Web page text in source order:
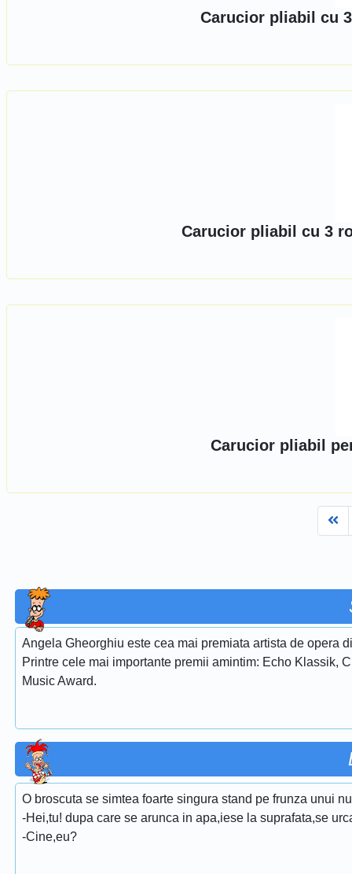
Carucior pliabil cu
Carucior pliabil cu 3
Carucior pliabil
Angela Gheorghiu este cea mai premiata artista de opera
Printre cele mai importante premii amintim: Echo Klassik,
Music Award.
O broscuta se simtea foarte singura stand pe frunza unui
-Hei,tu! dupa care se arunca in apa,iese la suprafata,se
-Cine,eu?